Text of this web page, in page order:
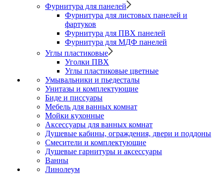
Фурнитура для панелей
Фурнитура для листовых панелей и
фартуков
Фурнитура для ПВХ панелей
Фурнитура для МДФ панелей
Углы пластиковые
Уголки ПВХ
Углы пластиковые цветные
Умывальники и пьедесталы
Унитазы и комплектующие
Биде и писсуары
Мебель для ванных комнат
Мойки кухонные
Аксессуары для ванных комнат
Душевые кабины, ограждения, двери и поддоны
Смесители и комплектующие
Душевые гарнитуры и аксессуары
Ванны
Линолеум